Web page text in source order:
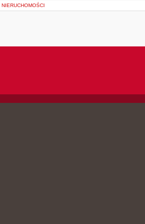
NIERUCHOMOŚCI